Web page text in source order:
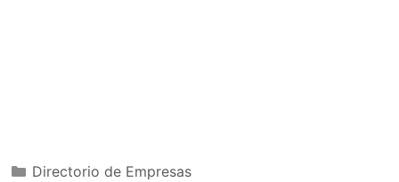
Categorías
Directorio de Empresas